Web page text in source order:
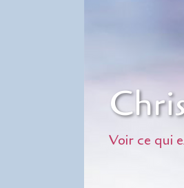
Voir ce qui